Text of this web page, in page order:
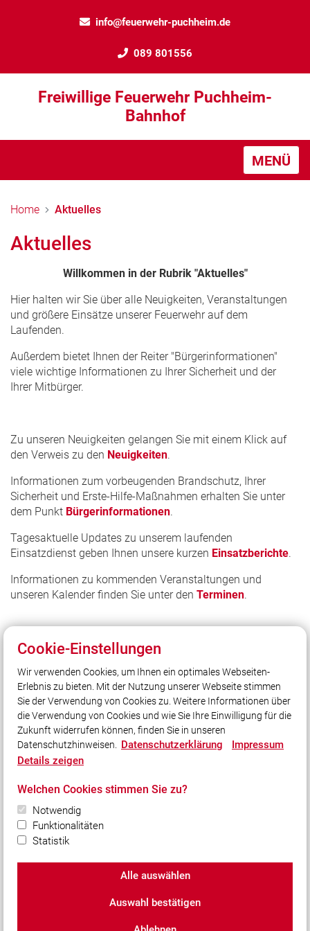
info@feuerwehr-puchheim.de
089 801556
Freiwillige Feuerwehr Puchheim-
Bahnhof
MENÜ
Home Aktuelles
Aktuelles
Willkommen in der Rubrik "Aktuelles"
Hier halten wir Sie über alle Neuigkeiten, Veranstaltungen
und größere Einsätze unserer Feuerwehr auf dem
Laufenden.
Außerdem bietet Ihnen der Reiter "Bürgerinformationen"
viele wichtige Informationen zu Ihrer Sicherheit und der
Ihrer Mitbürger.
Zu unseren Neuigkeiten gelangen Sie mit einem Klick auf
den Verweis zu den Neuigkeiten.
Informationen zum vorbeugenden Brandschutz, Ihrer
Sicherheit und Erste-Hilfe-Maßnahmen erhalten Sie unter
dem Punkt Bürgerinformationen.
Tagesaktuelle Updates zu unserem laufenden
Einsatzdienst geben Ihnen unsere kurzen Einsatzberichte.
Informationen zu kommenden Veranstaltungen und
unseren Kalender finden Sie unter den Terminen.
Unser Leitsatz
Cool genug…
…für ein heißes Hobby?
Social Media
Bleiben Sie mit uns in Kontakt und vernetzen Sie sich
mit uns!
© 2026 Freiwillige Feuerwehr Puchheim-Bahnhof
Datenschutz|Cookie-Einstellungen
Cookie-Einstellungen
Wir verwenden Cookies, um Ihnen ein optimales Webseiten-
Erlebnis zu bieten. Mit der Nutzung unserer Webseite stimmen
Sie der Verwendung von Cookies zu. Weitere Informationen über
die Verwendung von Cookies und wie Sie Ihre Einwilligung für die
Zukunft widerrufen können, finden Sie in unseren
Datenschutzhinweisen. Datenschutzerklärung
Impressum
Details zeigen
Welchen Cookies stimmen Sie zu?
Notwendig
Funktionalitäten
Statistik
Alle auswählen
Auswahl bestätigen